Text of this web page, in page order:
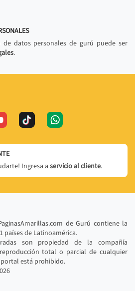
datos personales de gurú puede ser
.
Ingresa a servicio al cliente.
de Gurú contiene la
países de Latinoamérica.
son propiedad de la compañía
total o parcial de cualquier
está prohibido.